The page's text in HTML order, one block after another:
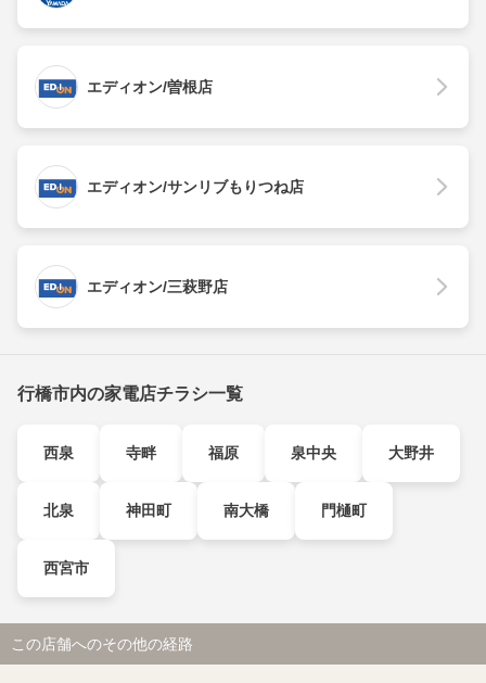
エディオン/曽根店
エディオン/サンリブもりつね店
エディオン/三萩野店
行橋市内の家電店チラシ一覧
西泉 寺畔 福原 泉中央 大野井
北泉 神田町 南大橋 門樋町
西宮市
この店舗へのその他の経路